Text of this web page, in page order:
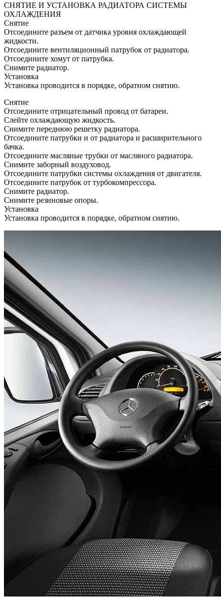
СНЯТИЕ И УСТАНОВКА РАДИАТОРА СИСТЕМЫ
ОХЛАЖДЕНИЯ
Снятие
Отсоедините разъем от датчика уровня охлаждающей
жидкости.
Отсоедините вентиляционный патрубок от радиатора.
Отсоедините хомут от патрубка.
Снимите радиатор.
Установка
Установка проводится в порядке, обратном снятию.
Снятие
Отсоедините отрицательный провод от батареи.
Слейте охлаждающую жидкость.
Снимите переднюю решетку радиатора.
Отсоедините патрубки и от радиатора и расширительного
бачка.
Отсоедините масляные трубки от масляного радиатора.
Снимите заборный воздуховод.
Отсоедините патрубки системы охлаждения от двигателя.
Отсоедините патрубок от турбокомпрессора.
Снимите радиатор.
Снимите резиновые опоры.
Установка
Установка проводится в порядке, обратном снятию.